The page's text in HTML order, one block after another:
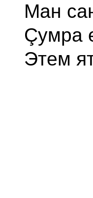
Ман
Çумра
Этем